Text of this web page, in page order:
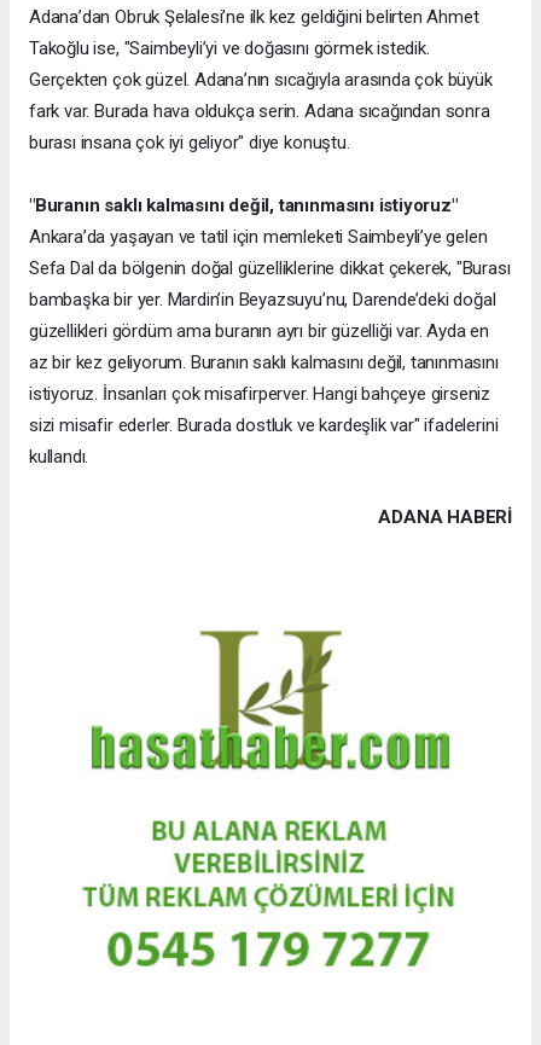
Adana’dan Obruk Şelalesi’ne ilk kez geldiğini belirten Ahmet
Takoğlu ise, "Saimbeyli’yi ve doğasını görmek istedik.
Gerçekten çok güzel. Adana’nın sıcağıyla arasında çok büyük
fark var. Burada hava oldukça serin. Adana sıcağından sonra
burası insana çok iyi geliyor" diye konuştu.
"Buranın saklı kalmasını değil, tanınmasını istiyoruz"
Ankara’da yaşayan ve tatil için memleketi Saimbeyli’ye gelen
Sefa Dal da bölgenin doğal güzelliklerine dikkat çekerek, "Burası
bambaşka bir yer. Mardin’in Beyazsuyu’nu, Darende’deki doğal
güzellikleri gördüm ama buranın ayrı bir güzelliği var. Ayda en
az bir kez geliyorum. Buranın saklı kalmasını değil, tanınmasını
istiyoruz. İnsanları çok misafirperver. Hangi bahçeye girseniz
sizi misafir ederler. Burada dostluk ve kardeşlik var" ifadelerini
kullandı.
ADANA HABERİ